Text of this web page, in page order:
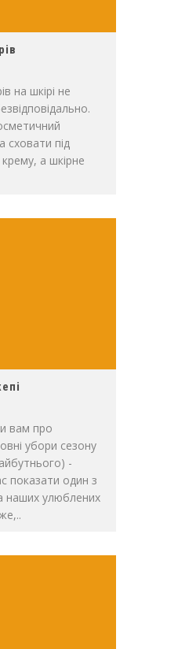
на шкірі не
під
а шкірне
вам про
убори сезону
-
показати один з
наших улюблених